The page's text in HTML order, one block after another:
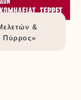
&
Πύρρος»